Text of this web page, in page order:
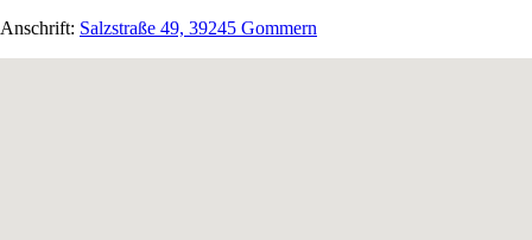
Anschrift: Salzstraße 49, 39245 Gommern